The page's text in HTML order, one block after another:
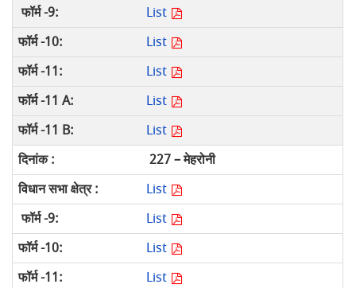
List
List
List
List
List
227 – मेहरोनी
List
List
List
List